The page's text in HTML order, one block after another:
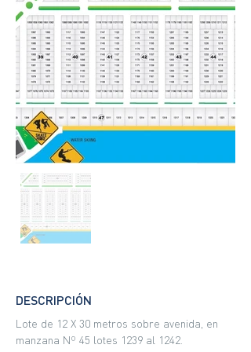
DESCRIPCIÓN
Lote de 12 X 30 metros sobre avenida, en
manzana Nº 45 lotes 1239 al 1242.